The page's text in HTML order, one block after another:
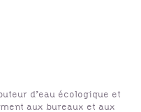
d’eau écologique et
aux bureaux et aux